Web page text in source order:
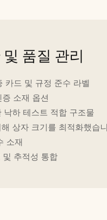
품질 관리
카드 및 규정 준수 라벨
소재 옵션
낙하 테스트 적합 구조물
상자 크기를 최적화했습
소재
및 추적성 통합